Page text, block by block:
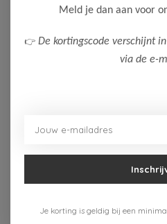
Meld je dan aan voor
👉 De kortingscode verschijnt
via de e-
Je korting is geldig bij een